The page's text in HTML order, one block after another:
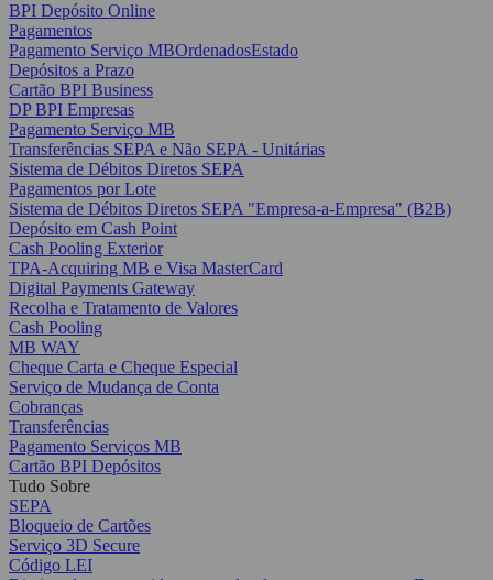
BPI Depósito Online
Pagamentos
Pagamento Serviço MBOrdenadosEstado
Depósitos a Prazo
Cartão BPI Business
DP BPI Empresas
Pagamento Serviço MB
Transferências SEPA e Não SEPA - Unitárias
Sistema de Débitos Diretos SEPA
Pagamentos por Lote
Sistema de Débitos Diretos SEPA "Empresa-a-Empresa" (B2B)
Depósito em Cash Point
Cash Pooling Exterior
TPA-Acquiring MB e Visa MasterCard
Digital Payments Gateway
Recolha e Tratamento de Valores
Cash Pooling
MB WAY
Cheque Carta e Cheque Especial
Serviço de Mudança de Conta
Cobranças
Transferências
Pagamento Serviços MB
Cartão BPI Depósitos
Tudo Sobre
SEPA
Bloqueio de Cartões
Serviço 3D Secure
Código LEI